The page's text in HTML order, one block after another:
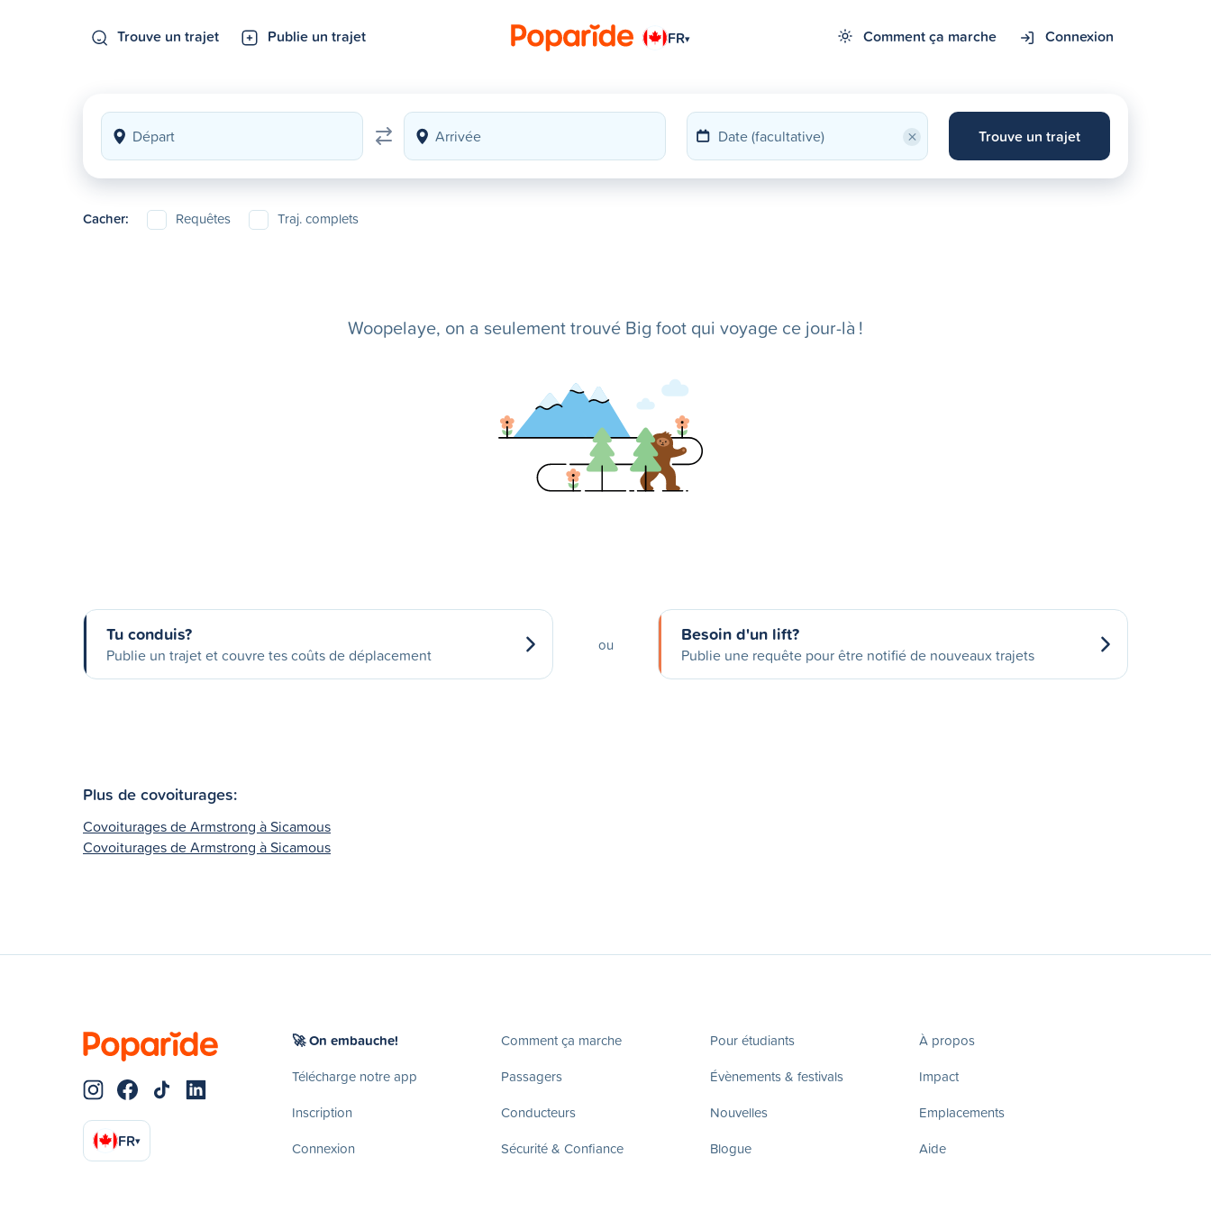
Trouve un trajet Publie un trajet FR▾ Comment ça marche Connexion
× Trouve un trajet
Cacher: Requêtes Traj. complets
Woopelaye, on a seulement trouvé Big foot qui voyage ce jour-là !
Tu conduis?
Publie un trajet et couvre tes coûts de déplacement
ou Besoin d'un lift?
Publie une requête pour être notifié de nouveaux trajets
Plus de covoiturages:
Covoiturages de Armstrong à Sicamous
Covoiturages de Armstrong à Sicamous
FR▾
🚀 On embauche!
Télécharge notre app
Inscription
Connexion
Comment ça marche
Passagers
Conducteurs
Sécurité & Confiance
Pour étudiants
Évènements & festivals
Nouvelles
Blogue
À propos
Impact
Emplacements
Aide